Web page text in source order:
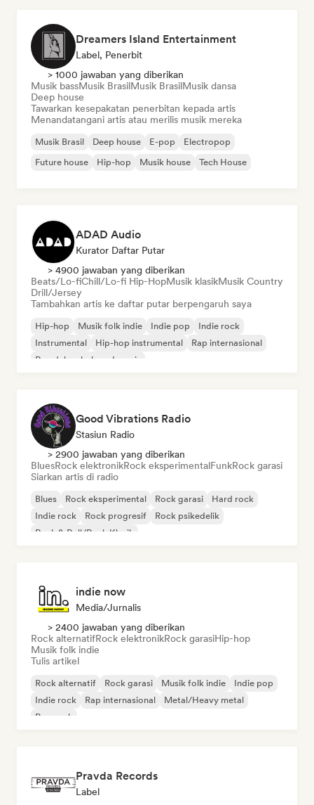
Dreamers Island Entertainment
Label, Penerbit
> 1000 jawaban yang diberikan
Musik bassMusik BrasilMusik BrasilMusik dansa
Deep house
Tawarkan kesepakatan penerbitan kepada artis
Menandatangani artis atau merilis musik mereka
Musik Brasil Deep house E-pop
Electropop
Future house
Hip-hop Musik house Tech House
ADAD Audio
Kurator Daftar Putar
> 4900 jawaban yang diberikan
Beats/Lo-fiChill/Lo-fi Hip-HopMusik klasikMusik Country
Drill/Jersey
Tambahkan artis ke daftar putar berpengaruh saya
Hip-hop Musik folk indie Indie pop
Indie rock
Instrumental
Hip-hop instrumental
Rap internasional
Rap dalam bahasa Inggris
Good Vibrations Radio
Stasiun Radio
> 2900 jawaban yang diberikan
BluesRock elektronikRock eksperimentalFunkRock garasi
Siarkan artis di radio
Blues Rock eksperimental Rock garasi
Hard rock
Indie rock
Rock progresif
Rock psikedelik
Rock & Roll/Rock Klasik
indie now
Media/Jurnalis
> 2400 jawaban yang diberikan
Rock alternatifRock elektronikRock garasiHip-hop
Musik folk indie
Tulis artikel
Rock alternatif Rock garasi Musik folk indie
Indie pop
Indie rock
Rap internasional
Metal/Heavy metal
Pop rock
Pravda Records
Label